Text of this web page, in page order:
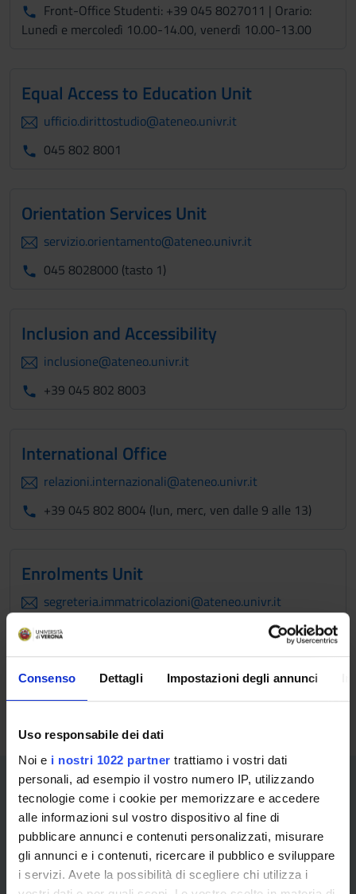
Consenso Dettagli Impostazioni degli annunci
Uso responsabile dei dati
Noi e i nostri 1022 partner trattiamo i vostri dati
personali, ad esempio il vostro numero IP, utilizzando
tecnologie come i cookie per memorizzare e accedere
alle informazioni sul vostro dispositivo al fine di
pubblicare annunci e contenuti personalizzati, misurare
gli annunci e i contenuti, ricercare il pubblico e sviluppare
i servizi. Avete la possibilità di scegliere chi utilizza i
Front-Office Studenti: +39 045 8027011 | Orario:
Lunedì e mercoledì 10.00-14.00, venerdì 10.00-13.00
Equal Access to Education Unit
ufficio.dirittostudio@ateneo.univr.it
045 802 8001
Orientation Services Unit
servizio.orientamento@ateneo.univr.it
045 8028000 (tasto 1)
Inclusion and Accessibility
inclusione@ateneo.univr.it
+39 045 802 8003
International Office
relazioni.internazionali@ateneo.univr.it
+39 045 802 8004 (lun, merc, ven dalle 9 alle 13)
Enrolments Unit
segreteria.immatricolazioni@ateneo.univr.it
045 802 8000 (selezionare il tasto 2 per concorsi e
immatricolazioni) Il numero telefonico è attivo dalle 10:00